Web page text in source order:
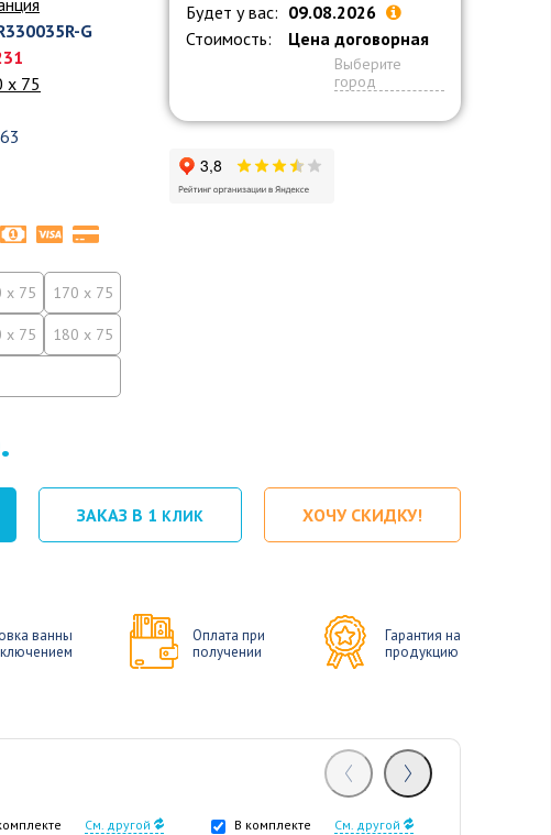
G
х 75
x 75 170 x 75
x 75 180 x 75
Будет у вас: 09.08.2026
Стоимость:
Цена договорная
Выберите
город
ЗАКАЗ В 1 КЛИК ХОЧУ СКИДКУ!
ванны
Оплата при
получении
Гарантия на
продукцию
См. другой В комплекте См. другой